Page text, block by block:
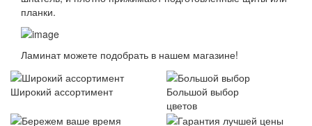
планки.
Ламинат можете подобрать в нашем магазине!
Широкий ассортимент
Большой выбор
цветов